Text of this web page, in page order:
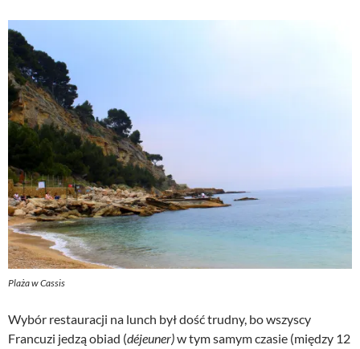
Plaża w Cassis
Wybór restauracji na lunch był dość trudny, bo wszyscy
Francuzi jedzą obiad (déjeuner)w tym samym czasie (między 12